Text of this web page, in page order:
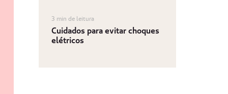
3 min de leitura
Cuidados para evitar choques
elétricos